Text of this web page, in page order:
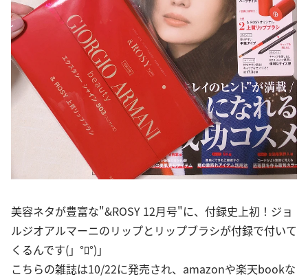
美容ネタが豊富な"&ROSY 12月号"に、付録史上初！ジョ
ルジオアルマーニのリップとリップブラシが付録で付いて
くるんです(」°ﾛ°)｣
こちらの雑誌は10/22に発売され、amazonや楽天bookな